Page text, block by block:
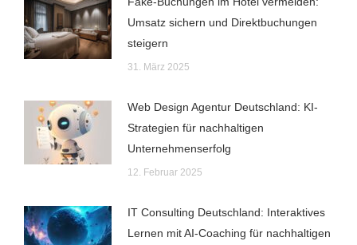
Umsatz sichern und Direktbuchungen
steigern
31. März 2025
Web Design Agentur Deutschland: KI-
Strategien für nachhaltigen
Unternehmenserfolg
12. Februar 2025
IT Consulting Deutschland: Interaktives
Lernen mit AI-Coaching für nachhaltigen